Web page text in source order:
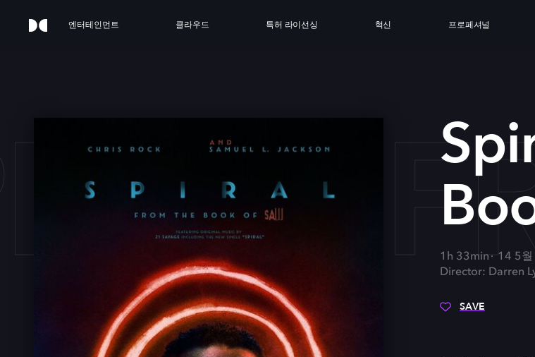
엔터테인먼트 클라우드 특허 라이선싱 혁신 프로페셔널
1h 33min
14 5월
Director: Darren
SAVE